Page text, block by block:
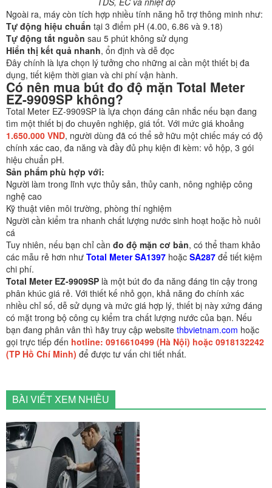
Ngoài ra, máy còn tích hợp nhiều tính năng hỗ trợ thông minh như:
Tự động hiệu chuẩn tại 3 điểm pH (4.00, 6.86 và 9.18)
Tự động tắt nguồn sau 5 phút không sử dụng
Hiển thị kết quả nhanh, ổn định và dễ đọc
Đây chính là lựa chọn lý tưởng cho những ai cần một thiết bị đa
dụng, tiết kiệm thời gian và chi phí vận hành.
Có nên mua bút đo độ mặn Total Meter
EZ-9909SP không?
Total Meter EZ-9909SP là lựa chọn đáng cân nhắc nếu bạn đang
tìm một thiết bị đo chuyên nghiệp, giá tốt. Với mức giá khoảng
1.650.000 VND, người dùng đã có thể sở hữu một chiếc máy có độ
chính xác cao, đa năng và đầy đủ phụ kiện đi kèm: vỏ hộp, 3 gói
hiệu chuẩn pH.
Sản phẩm phù hợp với:
Người làm trong lĩnh vực thủy sản, thủy canh, nông nghiệp công
nghệ cao
Kỹ thuật viên môi trường, phòng thí nghiệm
Người cần kiểm tra nhanh chất lượng nước sinh hoạt hoặc hồ nuôi
cá
Tuy nhiên, nếu bạn chỉ cần đo độ mặn cơ bản, có thể tham khảo
các mẫu rẻ hơn như Total Meter SA1397 hoặc SA287 để tiết kiệm
chi phí.
Total Meter EZ-9909SP là một bút đo đa năng đáng tin cậy trong
phân khúc giá rẻ. Với thiết kế nhỏ gọn, khả năng đo chính xác
nhiều chỉ số, dễ sử dụng và mức giá hợp lý, thiết bị này xứng đáng
có mặt trong bộ công cụ kiểm tra chất lượng nước của bạn. Nếu
bạn đang phân vân thì hãy truy cập website thbvietnam.com hoặc
gọi trực tiếp đến hotline: 0916610499 (Hà Nội) hoặc 0918132242
(TP Hồ Chí Minh) để được tư vấn chi tiết nhất.
BÀI VIẾT XEM NHIỀU